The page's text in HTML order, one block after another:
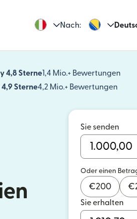
Nach:
4,8 Sterne1,4 Mio.+ Bewertungen
Sterne4,2 Mio.+ Bewertungen
Sie senden
Oder einen
€200 €
Sie erhalten